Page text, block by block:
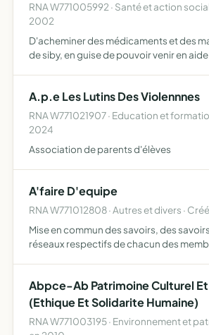
RNA W771005992 · Santé et action
2002
D'acheminer des médicaments et des
de siby, en guise de pouvoir venir en
A.p.e Les Lutins Des Violennnes
RNA W771021907 · Education et
2024
Association de parents d'élèves
A'faire D'equipe
RNA W771012808 · Autres et divers ·
Mise en commun des savoirs, des
réseaux respectifs de chacun des
Abpce-Ab Patrimoine Culturel
(Ethique Et Solidarite Humaine)
RNA W771003195 · Environnement et